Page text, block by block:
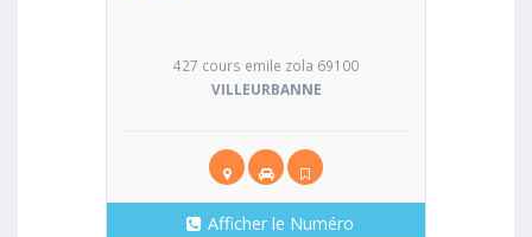
427 cours emile zola 69100
VILLEURBANNE
Afficher le Numéro